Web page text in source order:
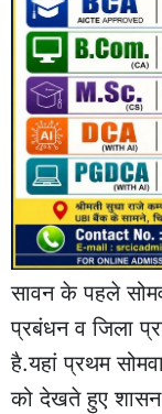
सावन के पहले
प्रबंधन व जिला
है.यहां प्रथम
को देखते हुए